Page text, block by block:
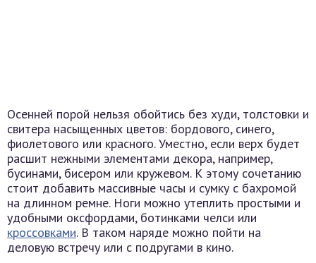
Осенней порой нельзя обойтись без худи, толстовки и
свитера насыщенных цветов: бордового, синего,
фиолетового или красного. Уместно, если верх будет
расшит нежными элементами декора, например,
бусинами, бисером или кружевом. К этому сочетанию
стоит добавить массивные часы и сумку с бахромой
на длинном ремне. Ноги можно утеплить простыми и
удобными оксфордами, ботинками челси или
кроссовками. В таком наряде можно пойти на
деловую встречу или с подругами в кино.